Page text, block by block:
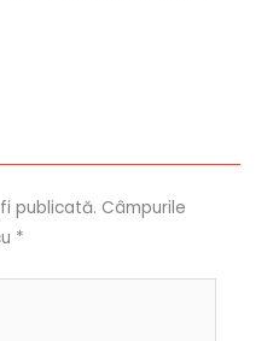
publicată. Câmpurile
*